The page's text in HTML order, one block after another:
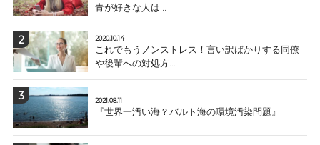
青が好きな人は...
2020.10.14
これでもうノンストレス！言い訳ばかりする同僚
や後輩への対処方...
2021.08.11
『世界一汚い海？バルト海の環境汚染問題』